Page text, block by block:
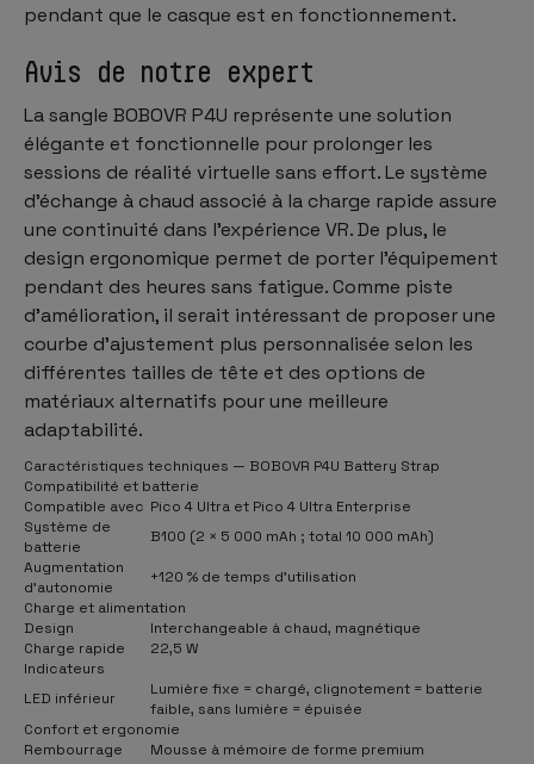
pendant que le casque est en fonctionnement.
Avis de notre expert
La sangle BOBOVR P4U représente une solution
élégante et fonctionnelle pour prolonger les
sessions de réalité virtuelle sans effort. Le système
d’échange à chaud associé à la charge rapide assure
une continuité dans l’expérience VR. De plus, le
design ergonomique permet de porter l’équipement
pendant des heures sans fatigue. Comme piste
d’amélioration, il serait intéressant de proposer une
courbe d’ajustement plus personnalisée selon les
différentes tailles de tête et des options de
matériaux alternatifs pour une meilleure
adaptabilité.
Caractéristiques techniques — BOBOVR P4U Battery Strap
Compatibilité et batterie
Compatible avec Pico 4 Ultra et Pico 4 Ultra Enterprise
Système de
batterie
B100 (2 × 5 000 mAh ; total 10 000 mAh)
Augmentation
d’autonomie
+120 % de temps d’utilisation
Charge et alimentation
Design
Interchangeable à chaud, magnétique
Charge rapide
22,5 W
Indicateurs
LED inférieur
Lumière fixe = chargé, clignotement = batterie
faible, sans lumière = épuisée
Confort et ergonomie
Rembourrage
Mousse à mémoire de forme premium